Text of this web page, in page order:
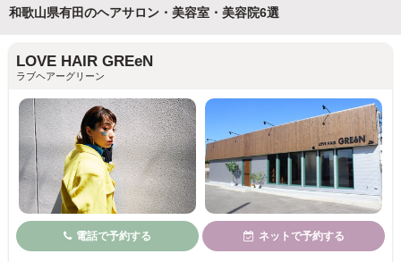
和歌山県有田のヘアサロン・美容室・美容院6選
LOVE HAIR GREeN
ラブヘアーグリーン
電話で予約する ネットで予約する